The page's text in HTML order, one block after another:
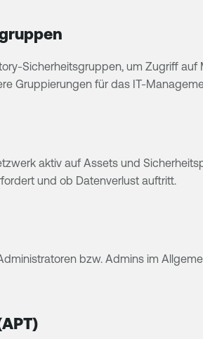
Sicherheitsgruppen, um Zugriff
Gruppierungen für das IT-
aktiv auf Assets und
und ob Datenverlust auftritt.
bzw. Admins im